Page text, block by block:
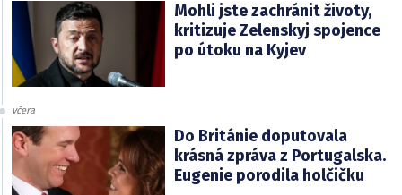
Mohli jste zachránit životy,
kritizuje Zelenskyj spojence
po útoku na Kyjev
včera
Do Británie doputovala
krásná zpráva z Portugalska.
Eugenie porodila holčičku